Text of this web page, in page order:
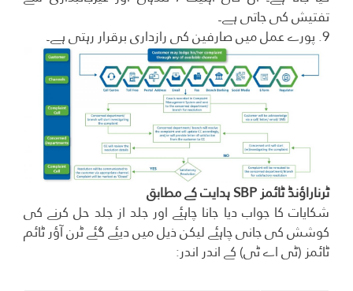
تفتیش کی جاتی ہے۔
9. پورے عمل میں صارفین کی رازداری برقرار رہتی ہے۔
ٹرناراؤنڈ ٹائمز SBP ہدایت کے مطابق
شکایات کا جواب دیا جانا چاہئے اور جلد از جلد حل کرنے کی
کوشش کی جانی چاہئے لیکن ذیل میں دیئے گئے ٹرن آؤر ٹائم
ٹائمز (ٹی اے ٹی) کے اندر اندر: